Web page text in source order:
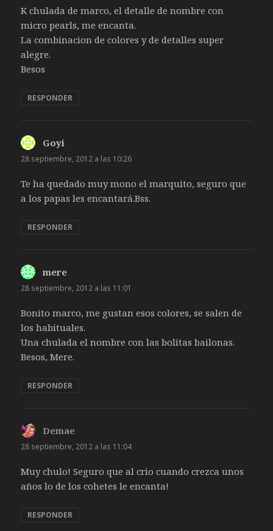
K chulada de marco, el detalle de nombre con
micro pearls, me encanta.
La combinacion de colores y de detalles super
alegre.
Besos
RESPONDER
Goyi
28 septiembre, 2012 a las 10:26
Te ha quedado muy mono el marquito, seguro que
a los papas les encantará.Bss.
RESPONDER
mere
28 septiembre, 2012 a las 11:01
Bonito marco, me gustan esos colores, se salen de
los habituales.
Una chulada el nombre con las bolitas bailonas.
Besos, Mere.
RESPONDER
Demae
28 septiembre, 2012 a las 11:04
Muy chulo! Seguro que al crio cuando crezca unos
años lo de los cohetes le encanta!
RESPONDER